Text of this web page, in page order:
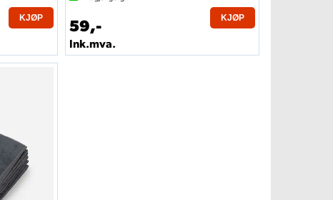
KJØP 59,-
Ink.mva.
KJØP